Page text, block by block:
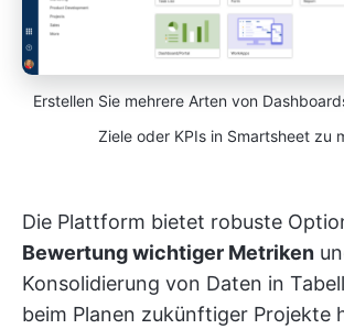
Erstellen Sie mehrere Arten von
Ziele oder KPIs in Smartsheet zu
Die Plattform bietet robuste
Bewertung wichtiger Metriken
Konsolidierung von Daten in
beim Planen zukünftiger Projekte